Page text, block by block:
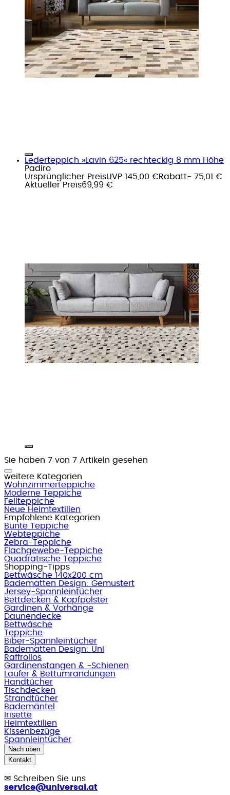
Lederteppich »Lavin 625« rechteckig 8 mm Höhe
Padiro
Ursprünglicher PreisUVP 145,00 €Rabatt- 75,01 €
Aktueller Preis69,99 €
Sie haben 7 von 7 Artikeln gesehen
weitere Kategorien
Wohnzimmerteppiche
Moderne Teppiche
Fellteppiche
Neue Heimtextilien
Empfohlene Kategorien
Bunte Teppiche
Webteppiche
Zebra-Teppiche
Flachgewebe-Teppiche
Quadratische Teppiche
Shopping-Tipps
Bettwäsche 140x200 cm
Badematten Design: Gemustert
Jersey-Spannleintücher
Bettdecken & Kopfpolster
Gardinen & Vorhänge
Daunendecke
Bettwäsche
Teppiche
Biber-Spannleintücher
Badematten Design: Uni
Raffrollos
Gardinenstangen & -Schienen
Läufer & Bettumrandungen
Handtücher
Tischdecken
Strandtücher
Bademäntel
Irisette
Heimtextilien
Kissenbezüge
Spannleintücher
Nach oben
Kontakt
✉ Schreiben Sie uns
service@universal.at